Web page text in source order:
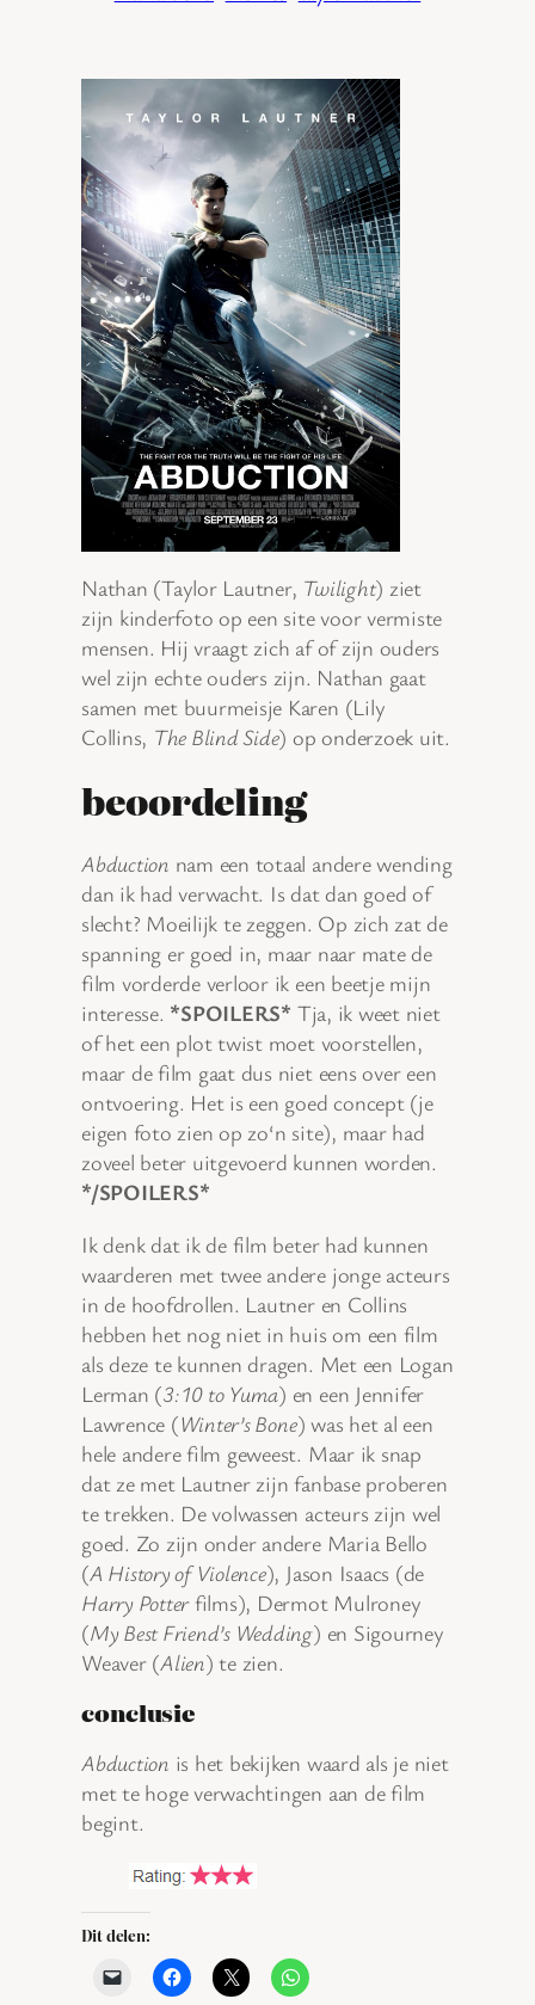
Nathan (Taylor Lautner, Twilight) ziet
zijn kinderfoto op een site voor vermiste
mensen. Hij vraagt zich af of zijn ouders
wel zijn echte ouders zijn. Nathan gaat
samen met buurmeisje Karen (Lily
Collins, The Blind Side) op onderzoek uit.
beoordeling
Abduction nam een totaal andere wending
dan ik had verwacht. Is dat dan goed of
slecht? Moeilijk te zeggen. Op zich zat de
spanning er goed in, maar naar mate de
film vorderde verloor ik een beetje mijn
interesse. *SPOILERS* Tja, ik weet niet
of het een plot twist moet voorstellen,
maar de film gaat dus niet eens over een
ontvoering. Het is een goed concept (je
eigen foto zien op zo‘n site), maar had
zoveel beter uitgevoerd kunnen worden.
*/SPOILERS*
Ik denk dat ik de film beter had kunnen
waarderen met twee andere jonge acteurs
in de hoofdrollen. Lautner en Collins
hebben het nog niet in huis om een film
als deze te kunnen dragen. Met een Logan
Lerman (3:10 to Yuma) en een Jennifer
Lawrence (Winter’s Bone) was het al een
hele andere film geweest. Maar ik snap
dat ze met Lautner zijn fanbase proberen
te trekken. De volwassen acteurs zijn wel
goed. Zo zijn onder andere Maria Bello
(A History of Violence), Jason Isaacs (de
Harry Potterfilms), Dermot Mulroney
(My Best Friend’s Wedding) en Sigourney
Weaver (Alien) te zien.
conclusie
Abduction is het bekijken waard als je niet
met te hoge verwachtingen aan de film
begint.
Dit delen: